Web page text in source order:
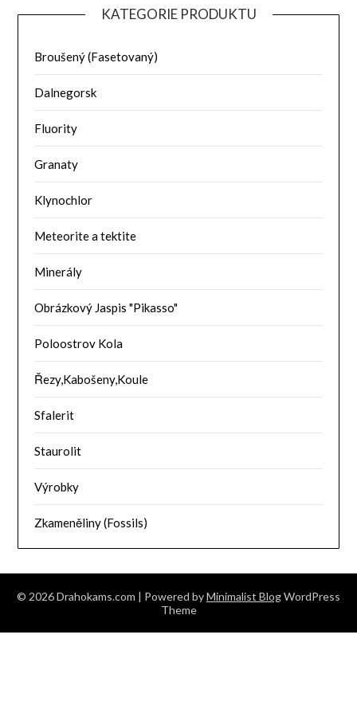
KATEGORIE PRODUKTU
Broušený (Fasetovaný)
Dalnegorsk
Fluority
Granaty
Klynochlor
Meteorite a tektite
Minerály
Obrázkový Jaspis "Pikasso"
Poloostrov Kola
Řezy,Kabošeny,Koule
Sfalerit
Staurolit
Výrobky
Zkameněliny (Fossils)
© 2026 Drahokams.com | Powered byMinimalist BlogWordPress
Theme